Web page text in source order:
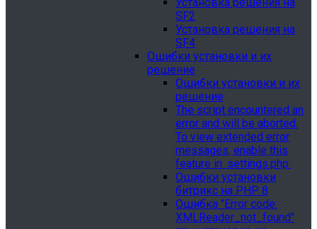
SF2
Установка решения на
SF4
Ошибки установки и их
решение
Ошибки установки и их
решение
The script encountered an
error and will be aborted.
To view extended error
messages, enable this
feature in .settings.php.
Ошибки установки
битрикс на PHP 8
Ошибка "Error сode:
XMLReader_not_found"